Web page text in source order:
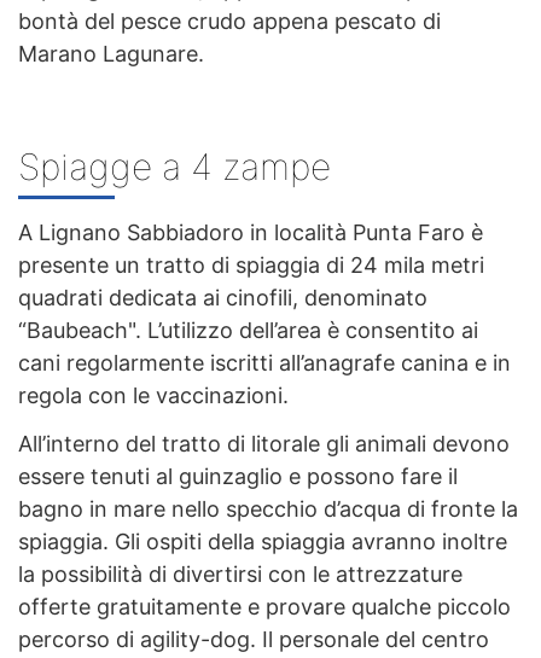
bontà del pesce crudo appena pescato di
Marano Lagunare.
Spiagge a 4 zampe
A Lignano Sabbiadoro in località Punta Faro è
presente un tratto di spiaggia di 24 mila metri
quadrati dedicata ai cinofili, denominato
“Baubeach". L’utilizzo dell’area è consentito ai
cani regolarmente iscritti all’anagrafe canina e in
regola con le vaccinazioni.
All’interno del tratto di litorale gli animali devono
essere tenuti al guinzaglio e possono fare il
bagno in mare nello specchio d’acqua di fronte la
spiaggia. Gli ospiti della spiaggia avranno inoltre
la possibilità di divertirsi con le attrezzature
offerte gratuitamente e provare qualche piccolo
percorso di agility-dog. Il personale del centro